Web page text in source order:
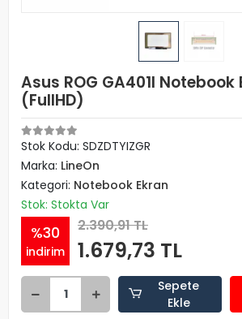
Asus ROG GA401I Notebook
(FullHD)
Stok Kodu: SDZDTYIZGR
Marka: LineOn
Kategori: Notebook Ekran
Stok: Stokta Var
%30
indirim
2.390,91 TL
1.679,73 TL
Sepete
Ekle